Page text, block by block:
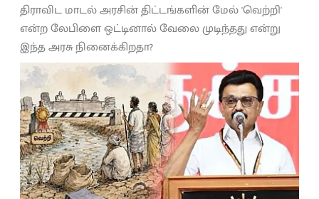
திராவிட மாடல் அரசின் திட்டங்களின் மேல் 'வெற்றி'
என்ற லேபிளை ஒட்டினால் வேலை முடிந்தது என்று
இந்த அரசு நினைக்கிறதா?